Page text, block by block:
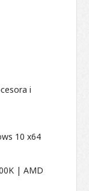
i
10 x64
| AMD